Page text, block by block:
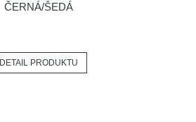
ČERNÁ/ŠEDÁ
DETAIL PRODUKTU